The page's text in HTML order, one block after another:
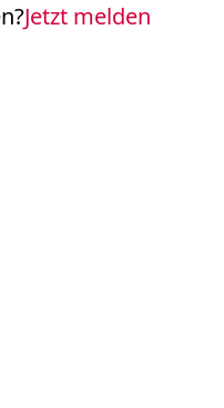
Jetzt melden